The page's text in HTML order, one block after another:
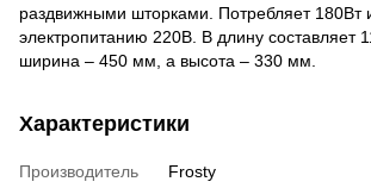
раздвижными шторками. Потребляет 180Вт
электропитанию 220В. В длину составляет
ширина – 450 мм, а высота – 330 мм.
Характеристики
Производитель
Frosty